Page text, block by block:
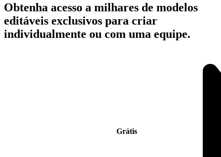
Obtenha acesso a milhares de modelos
editáveis exclusivos para criar
individualmente ou com uma equipe.
Grátis